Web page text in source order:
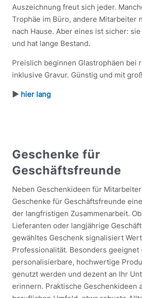
Auszeichnung freut sich jeder.
Trophäe im Büro, andere Mitarbeiter
nach Hause. Aber eines ist sicher:
und hat lange Bestand.
Preislich beginnen Glastrophäen bei
inklusive Gravur. Günstig und mit
► hier lang
Geschenke für
Geschäftsfreunde
Neben Geschenkideen für
Geschenke für Geschäftsfreunde
der langfristigen Zusammenarbeit.
Lieferanten oder langjährige
gewähltes Geschenk signalisiert
Professionalität. Besonders geeignet
personalisierbare, hochwertige
genutzt werden und dezent an Ihr
erinnern. Praktische Geschenkideen